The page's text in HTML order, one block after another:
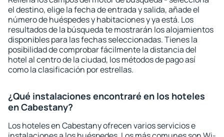
el destino, elige la fecha de entrada y salida, añade el
número de huéspedes y habitaciones y ya está. Los
resultados de la búsqueda te mostrarán los alojamientos
disponibles para las fechas seleccionadas. Tienes la
posibilidad de comprobar fácilmente la distancia del
hotel al centro de la ciudad, los métodos de pago así
como la clasificación por estrellas.
¿Qué instalaciones encontraré en los hoteles
en Cabestany?
Los hoteles en Cabestany ofrecen varios servicios e